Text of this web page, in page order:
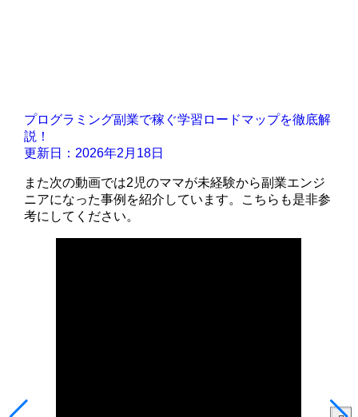
プログラミング副業で稼ぐ学習ロードマップを徹底解
説！
更新日：2026年2月18日
また次の動画では2児のママが未経験から副業エンジ
ニアになった事例を紹介しています。こちらも是非参
考にしてください。